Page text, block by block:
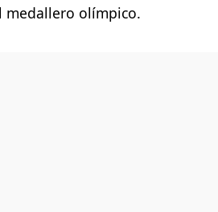
medallero olímpico.